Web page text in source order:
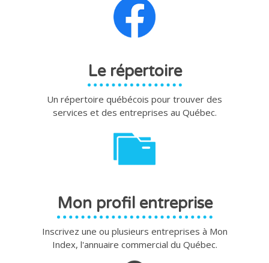
Le répertoire
Un répertoire québécois pour trouver des
services et des entreprises au Québec.
Mon profil entreprise
Inscrivez une ou plusieurs entreprises à Mon
Index, l'annuaire commercial du Québec.